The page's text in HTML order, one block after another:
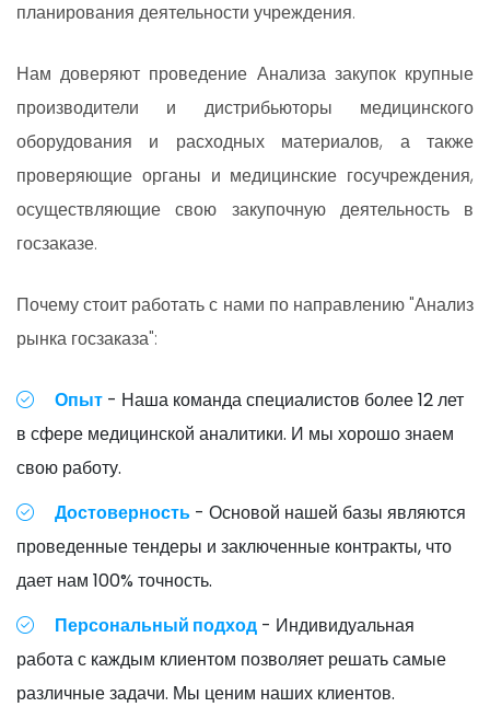
планирования деятельности учреждения.
Нам доверяют проведение Анализа закупок крупные
производители и дистрибьюторы медицинского
оборудования и расходных материалов, а также
проверяющие органы и медицинские госучреждения,
осуществляющие свою закупочную деятельность в
госзаказе.
Почему стоит работать с нами по направлению "Анализ
рынка госзаказа":
Опыт - Наша команда специалистов более 12 лет
в сфере медицинской аналитики. И мы хорошо знаем
свою работу.
Достоверность - Основой нашей базы являются
проведенные тендеры и заключенные контракты, что
дает нам 100% точность.
Персональный подход - Индивидуальная
работа с каждым клиентом позволяет решать самые
различные задачи. Мы ценим наших клиентов.